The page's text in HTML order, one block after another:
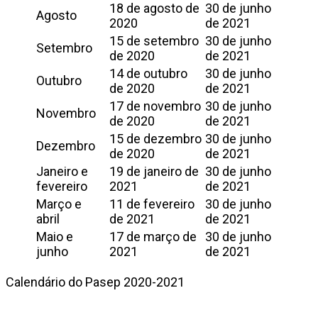
Agosto
18 de agosto de
2020
30 de junho
de 2021
Setembro
15 de setembro
de 2020
30 de junho
de 2021
Outubro
14 de outubro
de 2020
30 de junho
de 2021
Novembro
17 de novembro
de 2020
30 de junho
de 2021
Dezembro
15 de dezembro
de 2020
30 de junho
de 2021
Janeiro e
fevereiro
19 de janeiro de
2021
30 de junho
de 2021
Março e
abril
11 de fevereiro
de 2021
30 de junho
de 2021
Maio e
junho
17 de março de
2021
30 de junho
de 2021
Calendário do Pasep 2020-2021